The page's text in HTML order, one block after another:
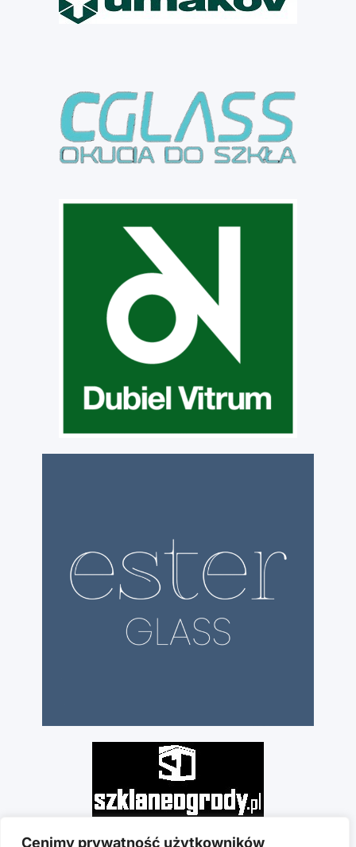
Cenimy prywatność użytkowników